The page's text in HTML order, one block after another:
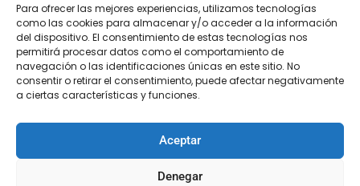
Para ofrecer las mejores experiencias, utilizamos tecnologías
como las cookies para almacenar y/o acceder a la información
del dispositivo. El consentimiento de estas tecnologías nos
permitirá procesar datos como el comportamiento de
navegación o las identificaciones únicas en este sitio. No
consentir o retirar el consentimiento, puede afectar negativamente
a ciertas características y funciones.
Aceptar
Denegar
COMPRA
SEGURA
ENVÍO 24-48H TIENDA FÍSICA
Descripción Información adicional